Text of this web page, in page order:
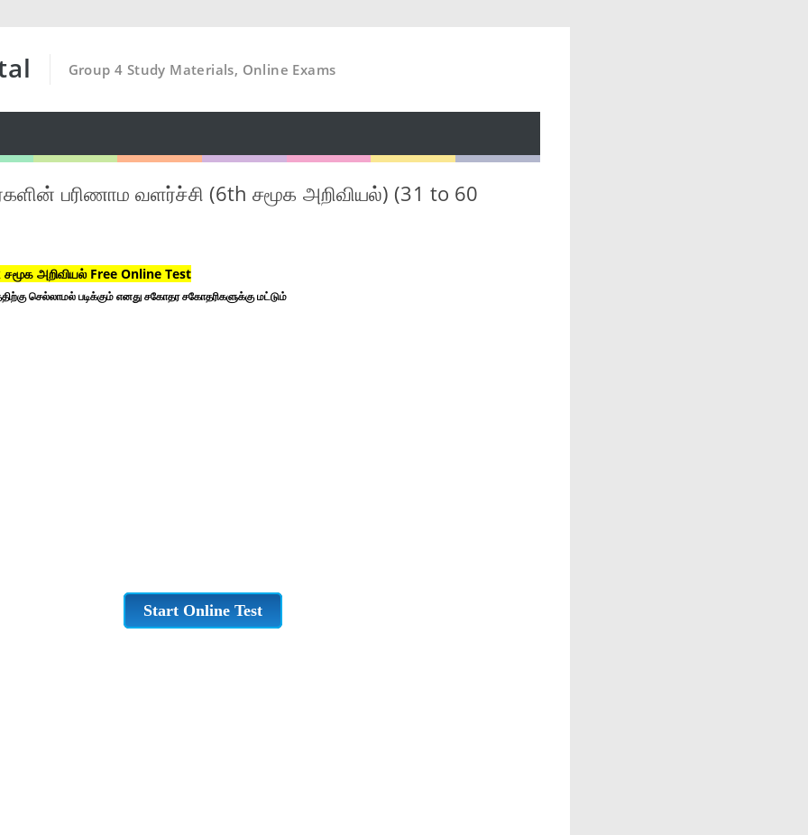
Group 4 Study Materials, Online Exams
பரிணாம வளர்ச்சி (6th சமூக அறிவியல்) (31 to 60
அறிவியல் Free Online Test
செல்லாமல் படிக்கும் எனது சகோதர சகோதரிகளுக்கு மட்டும்
Start Online Test